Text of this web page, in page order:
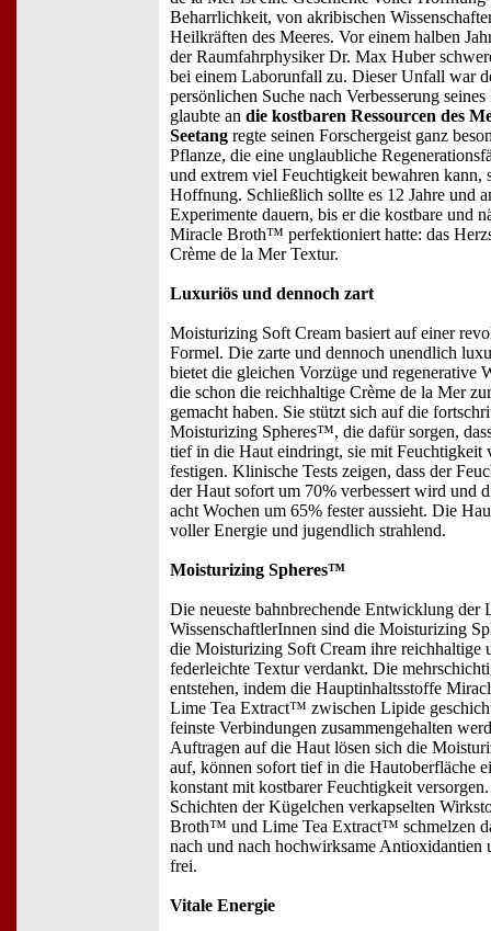
Beharrlichkeit, von akribischen
Heilkräften des Meeres. Vor einem halben
der Raumfahrphysiker Dr. Max Huber
bei einem Laborunfall zu. Dieser Unfall war
persönlichen Suche nach Verbesserung
glaubte an die kostbaren Ressourcen des
Seetang regte seinen Forschergeist ganz
Pflanze, die eine unglaubliche
und extrem viel Feuchtigkeit bewahren kann,
Hoffnung. Schließlich sollte es 12 Jahre und
Experimente dauern, bis er die kostbare und
Miracle Broth™ perfektioniert hatte: das
Crème de la Mer Textur.
Luxuriös und dennoch zart
Moisturizing Soft Cream basiert auf einer
Formel. Die zarte und dennoch unendlich
bietet die gleichen Vorzüge und regenerative
die schon die reichhaltige Crème de la Mer
gemacht haben. Sie stützt sich auf die
Moisturizing Spheres™, die dafür sorgen,
tief in die Haut eindringt, sie mit Feuchtigkeit
festigen. Klinische Tests zeigen, dass der
der Haut sofort um 70% verbessert wird und
acht Wochen um 65% fester aussieht. Die
voller Energie und jugendlich strahlend.
Moisturizing Spheres™
Die neueste bahnbrechende Entwicklung der
WissenschaftlerInnen sind die Moisturizing
die Moisturizing Soft Cream ihre reichhaltige
federleichte Textur verdankt. Die
entstehen, indem die Hauptinhaltsstoffe
Lime Tea Extract™ zwischen Lipide
feinste Verbindungen zusammengehalten
Auftragen auf die Haut lösen sich die
auf, können sofort tief in die Hautoberfläche
konstant mit kostbarer Feuchtigkeit
Schichten der Kügelchen verkapselten
Broth™ und Lime Tea Extract™ schmelzen
nach und nach hochwirksame Antioxidantien
frei.
Vitale Energie